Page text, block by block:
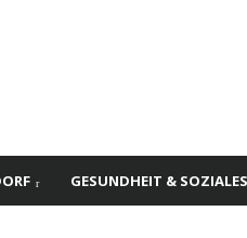
GESUNDHEIT &